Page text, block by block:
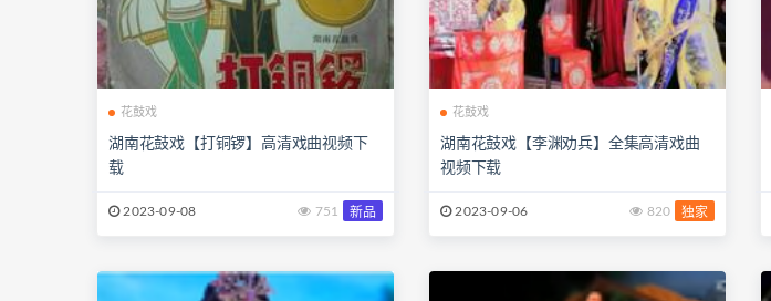
花鼓戏
湖南花鼓戏【打铜锣】高清戏曲视频下
载
2023-09-08 751 新品
花鼓戏
湖南花鼓戏【李渊劝兵】全集高清戏曲
视频下载
2023-09-06 820 独家